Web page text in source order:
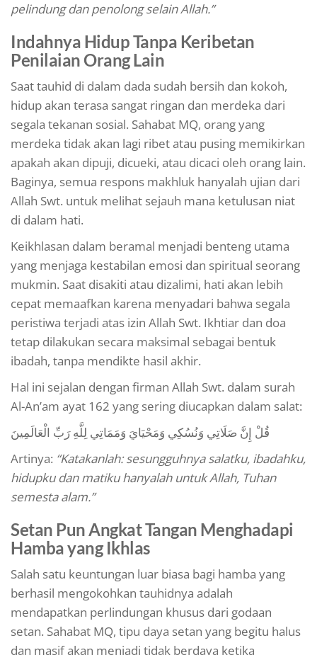
pelindung dan penolong selain Allah.”
Indahnya Hidup Tanpa Keribetan
Penilaian Orang Lain
Saat tauhid di dalam dada sudah bersih dan kokoh,
hidup akan terasa sangat ringan dan merdeka dari
segala tekanan sosial. Sahabat MQ, orang yang
merdeka tidak akan lagi ribet atau pusing memikirkan
apakah akan dipuji, dicueki, atau dicaci oleh orang lain.
Baginya, semua respons makhluk hanyalah ujian dari
Allah Swt. untuk melihat sejauh mana ketulusan niat
di dalam hati.
Keikhlasan dalam beramal menjadi benteng utama
yang menjaga kestabilan emosi dan spiritual seorang
mukmin. Saat disakiti atau dizalimi, hati akan lebih
cepat memaafkan karena menyadari bahwa segala
peristiwa terjadi atas izin Allah Swt. Ikhtiar dan doa
tetap dilakukan secara maksimal sebagai bentuk
ibadah, tanpa mendikte hasil akhir.
Hal ini sejalan dengan firman Allah Swt. dalam surah
Al-An’am ayat 162 yang sering diucapkan dalam salat:
قُلْ إِنَّ صَلَاتِي وَنُسُكِي وَمَحْيَايَ وَمَمَاتِي لِلَّهِ رَبِّ الْعَالَمِينَ
Artinya: “Katakanlah: sesungguhnya salatku, ibadahku,
hidupku dan matiku hanyalah untuk Allah, Tuhan
semesta alam.”
Setan Pun Angkat Tangan Menghadapi
Hamba yang Ikhlas
Salah satu keuntungan luar biasa bagi hamba yang
berhasil mengokohkan tauhidnya adalah
mendapatkan perlindungan khusus dari godaan
setan. Sahabat MQ, tipu daya setan yang begitu halus
dan masif akan menjadi tidak berdaya ketika